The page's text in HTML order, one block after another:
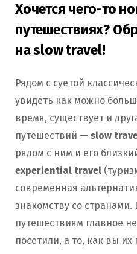
Хочется чего-то
путешествиях?
на slow travel!
Рядом с суетой
увидеть как можно
время, существует и
путешествий — slow
рядом с ним и его
experiential travel
современная
знакомству со странами.
путешествиям главное
посетили, а то, как вы их